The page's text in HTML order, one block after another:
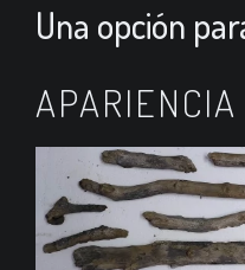
Una opción